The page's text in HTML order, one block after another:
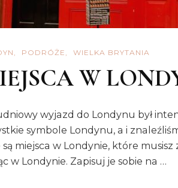
PODRÓŻE WIELKA BRYTANIA
W
wyjazd do Londynu był
symbole Londynu, a i
są miejsca w Londynie, które
w Londynie. Zapisuj je sobie na …